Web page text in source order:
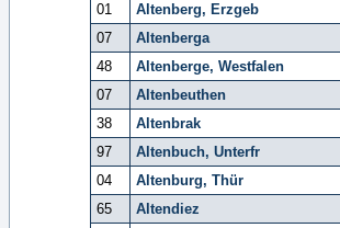
01
Altenberg, Erzgeb
07
Altenberga
48
Altenberge, Westfalen
07
Altenbeuthen
38
Altenbrak
97
Altenbuch, Unterfr
04
Altenburg, Thür
65
Altendiez